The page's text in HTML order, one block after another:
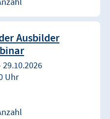
Ausbilder
29.10.2026
Uhr